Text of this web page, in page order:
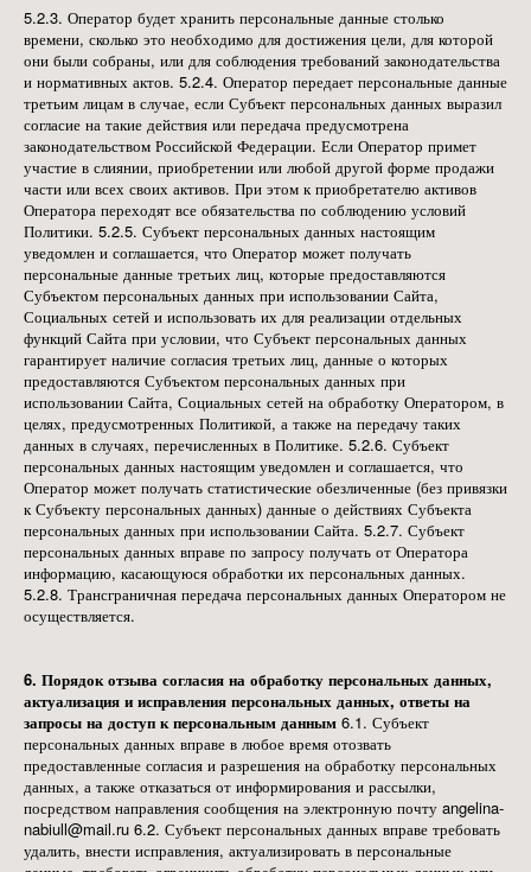
5.2.3. Оператор будет хранить персональные данные столько
времени, сколько это необходимо для достижения цели, для которой
они были собраны, или для соблюдения требований законодательства
и нормативных актов. 5.2.4. Оператор передает персональные данные
третьим лицам в случае, если Субъект персональных данных выразил
согласие на такие действия или передача предусмотрена
законодательством Российской Федерации. Если Оператор примет
участие в слиянии, приобретении или любой другой форме продажи
части или всех своих активов. При этом к приобретателю активов
Оператора переходят все обязательства по соблюдению условий
Политики. 5.2.5. Субъект персональных данных настоящим
уведомлен и соглашается, что Оператор может получать
персональные данные третьих лиц, которые предоставляются
Субъектом персональных данных при использовании Сайта,
Социальных сетей и использовать их для реализации отдельных
функций Сайта при условии, что Субъект персональных данных
гарантирует наличие согласия третьих лиц, данные о которых
предоставляются Субъектом персональных данных при
использовании Сайта, Социальных сетей на обработку Оператором, в
целях, предусмотренных Политикой, а также на передачу таких
данных в случаях, перечисленных в Политике. 5.2.6. Субъект
персональных данных настоящим уведомлен и соглашается, что
Оператор может получать статистические обезличенные (без привязки
к Субъекту персональных данных) данные о действиях Субъекта
персональных данных при использовании Сайта. 5.2.7. Субъект
персональных данных вправе по запросу получать от Оператора
информацию, касающуюся обработки их персональных данных.
5.2.8. Трансграничная передача персональных данных Оператором не
осуществляется.
6. Порядок отзыва согласия на обработку персональных данных,
актуализация и исправления персональных данных, ответы на
запросы на доступ к персональным данным 6.1. Субъект
персональных данных вправе в любое время отозвать
предоставленные согласия и разрешения на обработку персональных
данных, а также отказаться от информирования и рассылки,
посредством направления сообщения на электронную почту angelina-
nabiull@mail.ru 6.2. Субъект персональных данных вправе требовать
удалить, внести исправления, актуализировать в персональные